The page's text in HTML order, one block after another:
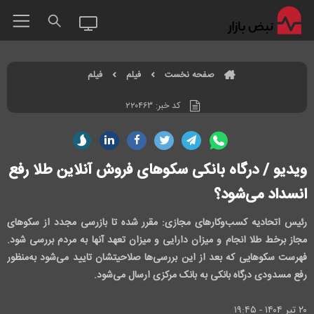
صفحه نخست فیلم فیلم
کد خبر: ۲۲۰۴۶۳
ویدیو / درگاه بانکی سکوهای فروش آنلاین طلا رفع
انسداد می‌شود؟
رئیس اتحادیه کسب‌وکارهای مجازی: مقرر شده تا بازرسی مجدد از سکوهای
مجاز برخط طلا انجام و میزان دارایی و میزان تعهد آنها به مردم بررسی شود.
فهرست سکوهایی که بعد از این بررسی‌ها صلاحیتشان تایید می‌شود به‌منظور
رفع مسدودی درگاه بانکی به بانک مرکزی ارسال می‌شود.
۲۰ تير ۱۴۰۴ - ۱۹:۴۵